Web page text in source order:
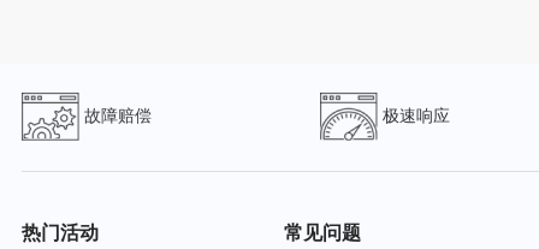
URL of the ICANN Whois Inaccuracy
>>> Last update of whois database: 2026-
故障赔偿 极速响应
热门活动 常见问题